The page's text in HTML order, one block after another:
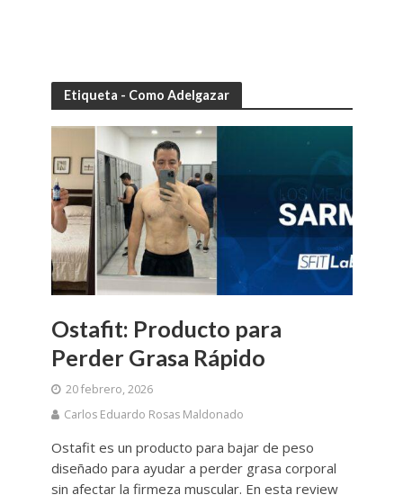
Etiqueta - Como Adelgazar
Ostafit: Producto para
Perder Grasa Rápido
20 febrero, 2026
Carlos Eduardo Rosas Maldonado
Ostafit es un producto para bajar de peso
diseñado para ayudar a perder grasa corporal
sin afectar la firmeza muscular. En esta review